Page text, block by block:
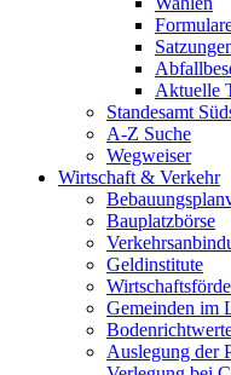
Aktuelle
Standesamt
A-Z Suche
Wegweiser
Wirtschaft & Verkehr
Bauplatzbörse
Geldinstitute
Gemeinden im
Auslegung der